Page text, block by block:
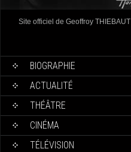
Site officiel de Geoffroy THIEBAUT
BIOGRAPHIE
ACTUALITÉ
THÉÂTRE
CINÉMA
TÉLÉVISION